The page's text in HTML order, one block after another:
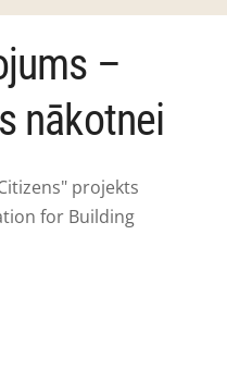
–
nākotnei
projekts
for Building